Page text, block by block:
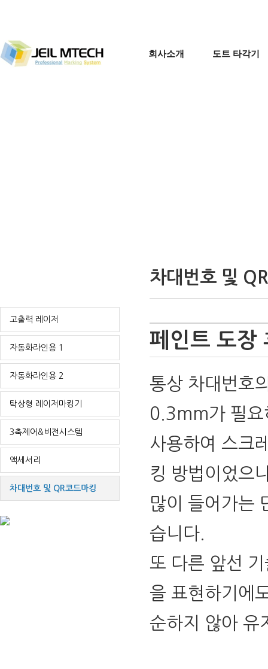
회사소개 도트 타각기
고출력 레이저
자동화라인용 1
자동화라인용 2
탁상형 레이저마킹기
3축제어&비전시스템
액세서리
차대번호 및 QR코드마킹
차대번호 및
페인트 도장
통상 차대번호
0.3mm가 필요
사용하여 스크
킹 방법이었으
많이 들어가는
습니다.
또 다른 앞선
을 표현하기에
순하지 않아 유